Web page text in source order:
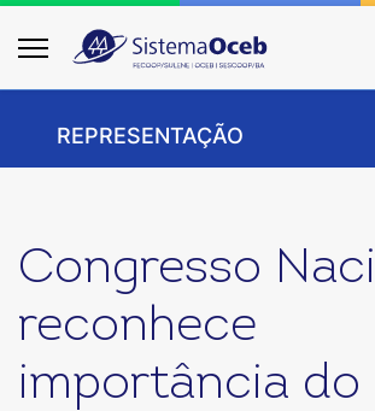
REPRESENTAÇÃO
Congresso
reconhece
importância do